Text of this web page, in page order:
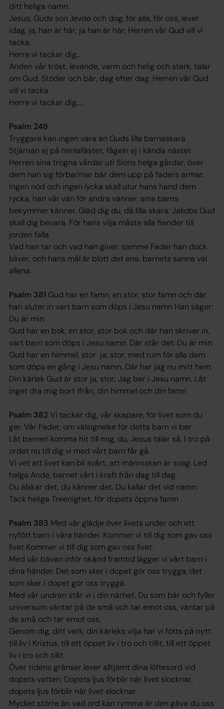
ditt heliga namn.
Jesus, Guds son ,levde och dog, för alla, för oss, lever
idag, ja, han är här, ja han är här, Herren vår Gud vill vi
tacka.
Herre vi tackar dig...
Anden vår tröst, levande, varm och helig och stark, talar
om Gud. Stöder och bär, dag efter dag. Herren vår Gud
vill vi tacka.
Herre vi tackar dig....
Psalm 248
Tryggare kan ingen vara än Guds lilla barnaskara.
Stjärnan ej på himlafästet, fågeln ej i kända nästet
Herren sina trogna vårdar uti Sions helga gårdar, över
dem han sig förbarmar bär dem upp på faders armar.
Ingen nöd och ingen lycka skall utur hans hand dem
rycka, han vår vän för andra vänner, sina barns
bekymmer känner. Gläd dig du, då lilla skara: Jakobs Gud
skall dig bevara. För hans vilja måste alla fiender till
jorden falla
Vad han tar och vad han giver, samme Fader han dock
bliver, och hans mål är blott det ena: barnets sanna väl
allena.
Psalm 381 Gud har en famn, en stor, stor famn och där
han sluter in vart barn som döps i Jesu namn Han säger:
Du är min.
Gud har en bok, en stor, stor bok och där han skriver in,
vart barn som döps i Jesu namn. Där står det: Du är min.
Gud har en himmel, stor ja, stor, med rum för alla dem
som döps en gång i Jesu namn. Där har jag nu mitt hem
Din kärlek Gud är stor ja, stor, Jag ber i Jesu namn. Låt
inget dra mig bort ifrån, din himmel och din famn
Psalm 382 Vi tackar dig, vår skapare, för livet som du
ger. Vår Fader, om välsignelse för detta barn vi ber
Låt barnen komma hit till mig, du, Jesus talar så. I tro på
ordet nu till dig vi med vårt barn får gå.
Vi vet att livet kan bli svårt, att människan är svag. Led
helga Ande, barnet vårt i kraft från dag till dag.
Du älskar det, du känner det. Du kallar det vid namn.
Tack heliga Treenighet, för dopets öppna famn
Psalm 383 Med vår glädje över livets under och ett
nyfött barn i våra händer. Kommer vi till dig som gav oss
livet Kommer vi till dig som gav oss livet.
Med vår bävan inför okänd framtid lägger vi vårt barn i
dina händer. Det som sker i dopet gör oss trygga, det
som sker i dopet gör oss trygga.
Med vår undran står vi i din närhet. Du som bär och fyller
universum väntar på de små och tar emot oss, väntar på
de små och tar emot oss.
Genom dig, ditt verk, din kärleks vilja har vi fötts på nytt
till liv i Kristus, till ett öppet liv i tro och tillit, till ett öppet
liv i tro och tillit.
Över tidens gränser lever alltjämt dina löftesord vid
dopets vatten. Dopets ljus förblir när livet slocknar,
dopets ljus förblir när livet slocknar.
Mycket större än vad ord kan rymma är den gåva du oss